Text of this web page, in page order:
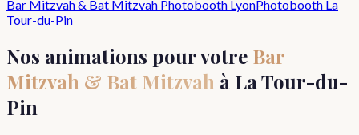
Bar Mitzvah & Bat Mitzvah Photobooth LyonPhotobooth La
Tour-du-Pin
Nos animations pour votre Bar
Mitzvah & Bat Mitzvah à La Tour-du-
Pin